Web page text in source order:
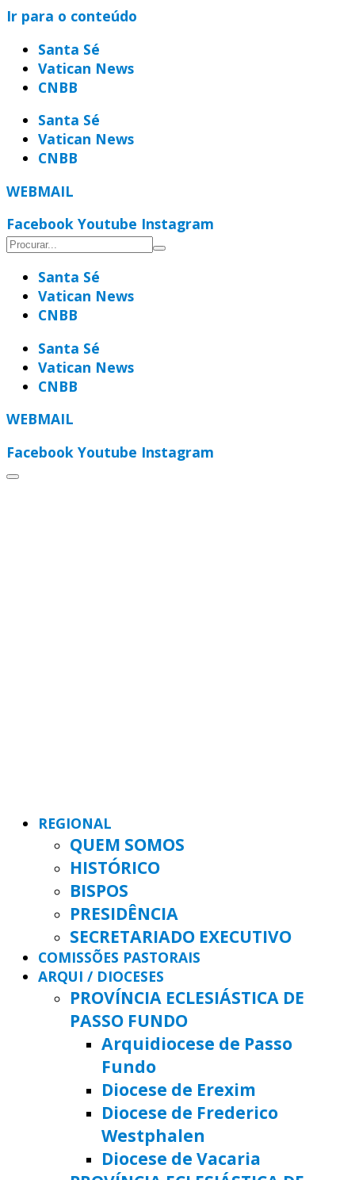
Ir para o conteúdo
Santa Sé
Vatican News
CNBB
Santa Sé
Vatican News
CNBB
WEBMAIL
Facebook Youtube Instagram
Santa Sé
Vatican News
CNBB
Santa Sé
Vatican News
CNBB
WEBMAIL
Facebook Youtube Instagram
REGIONAL
QUEM SOMOS
HISTÓRICO
BISPOS
PRESIDÊNCIA
SECRETARIADO EXECUTIVO
COMISSÕES PASTORAIS
ARQUI / DIOCESES
PROVÍNCIA ECLESIÁSTICA DE
PASSO FUNDO
Arquidiocese de Passo
Fundo
Diocese de Erexim
Diocese de Frederico
Westphalen
Diocese de Vacaria